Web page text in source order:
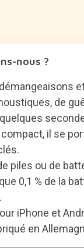
nous ?
de
il se
piles ou de
0,1 % de la
iPhone et
en